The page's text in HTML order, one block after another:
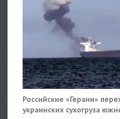
Российские «Герани»
украинских сухогруза